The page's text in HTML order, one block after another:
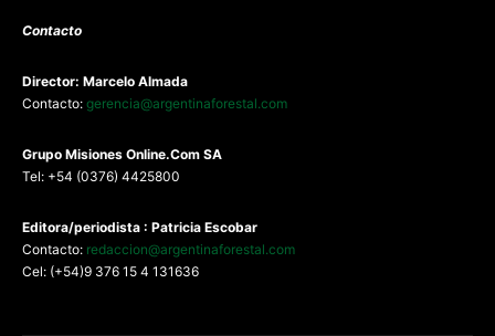
Contacto
Director: Marcelo Almada
Contacto: gerencia@argentinaforestal.com
Grupo Misiones Online.Com SA
Tel: +54 (0376) 4425800
Editora/periodista : Patricia Escobar
Contacto: redaccion@argentinaforestal.com
Cel: (+54)9 376 15 4 131636